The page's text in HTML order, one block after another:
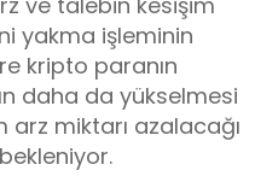
yakma işleminin
kripto paranın
daha da yükselmesi
miktarı azalacağı